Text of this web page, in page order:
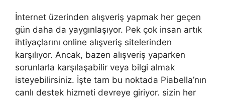
İnternet üzerinden alışveriş yapmak her geçen
gün daha da yaygınlaşıyor. Pek çok insan artık
ihtiyaçlarını online alışveriş sitelerinden
karşılıyor. Ancak, bazen alışveriş yaparken
sorunlarla karşılaşabilir veya bilgi almak
isteyebilirsiniz. İşte tam bu noktada Piabella’nın
canlı destek hizmeti devreye giriyor. sizin her